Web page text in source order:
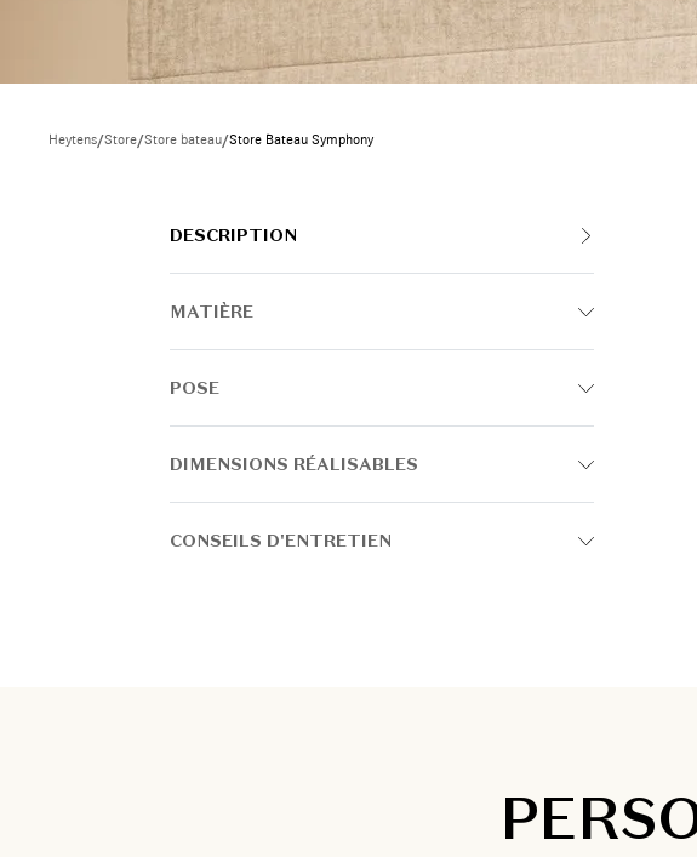
Heytens/Store/Store bateau/Store Bateau Symphony
DESCRIPTION
MATIÈRE
POSE
DIMENSIONS RÉALISABLES
CONSEILS D'ENTRETIEN